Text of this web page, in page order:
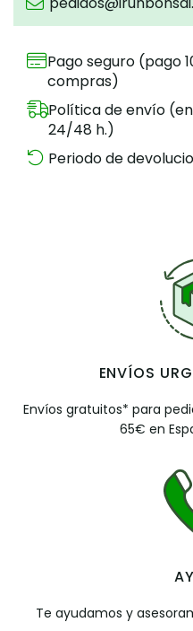
Pago seguro (pago
compras)
Política de envío
24/48 h.)
Periodo de
ENVÍOS
Envíos gratuitos* para
65€ en
Te ayudamos y